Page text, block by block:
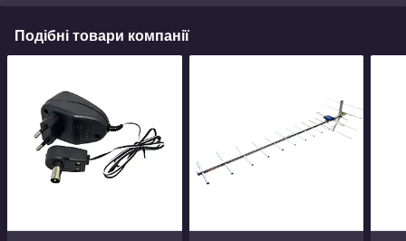
Подібні товари компанії